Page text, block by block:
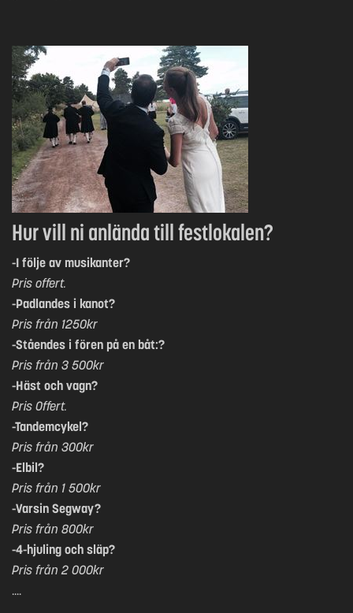
Hur vill ni anlända till festlokalen?
-I följe av musikanter?
Pris offert.
-Padlandes i kanot?
Pris från 1250kr
-Ståendes i fören på en båt:?
Pris från 3 500kr
-Häst och vagn?
Pris Offert.
-Tandemcykel?
Pris från 300kr
-Elbil?
Pris från 1 500kr
-Varsin Segway?
Pris från 800kr
-4-hjuling och släp?
Pris från 2 000kr
....